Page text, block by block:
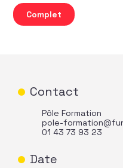
quantité de Connaître
Complet
Contact
Pôle Formation
pole-
01 43 73 93 23
Date